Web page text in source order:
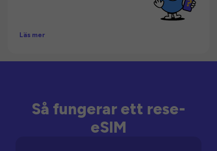
Läs mer
Så fungerar ett rese-
eSIM